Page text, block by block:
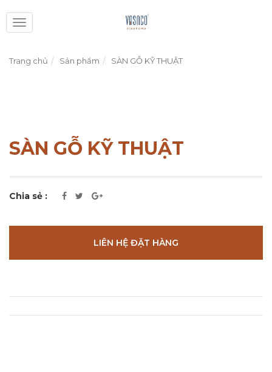
Toggle
navigation
Trang chủ Sản phẩm SÀN GỖ KỸ THUẬT
SÀN GỖ KỸ THUẬT
Chia sẻ :
LIÊN HỆ ĐẶT HÀNG